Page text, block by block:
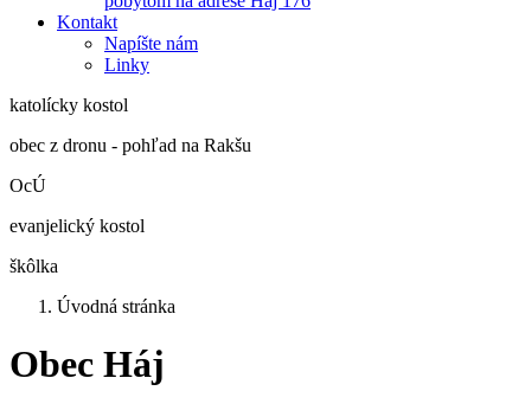
Kontakt
Napíšte nám
Linky
katolícky kostol
obec z dronu - pohľad na Rakšu
OcÚ
evanjelický kostol
škôlka
Úvodná stránka
Obec Háj